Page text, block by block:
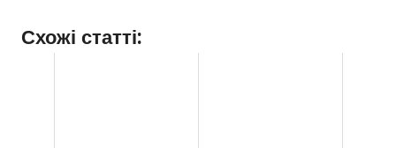
Схожі статті: